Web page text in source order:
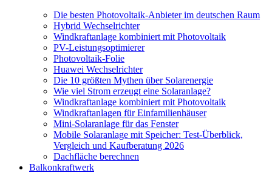
Die besten Photovoltaik-Anbieter im deutschen Raum
Hybrid Wechselrichter
Windkraftanlage kombiniert mit Photovoltaik
PV-Leistungsoptimierer
Photovoltaik-Folie
Huawei Wechselrichter
Die 10 größten Mythen über Solarenergie
Wie viel Strom erzeugt eine Solaranlage?
Windkraftanlage kombiniert mit Photovoltaik
Windkraftanlagen für Einfamilienhäuser
Mini-Solaranlage für das Fenster
Mobile Solaranlage mit Speicher: Test-Überblick,
Vergleich und Kaufberatung 2026
Dachfläche berechnen
Balkonkraftwerk